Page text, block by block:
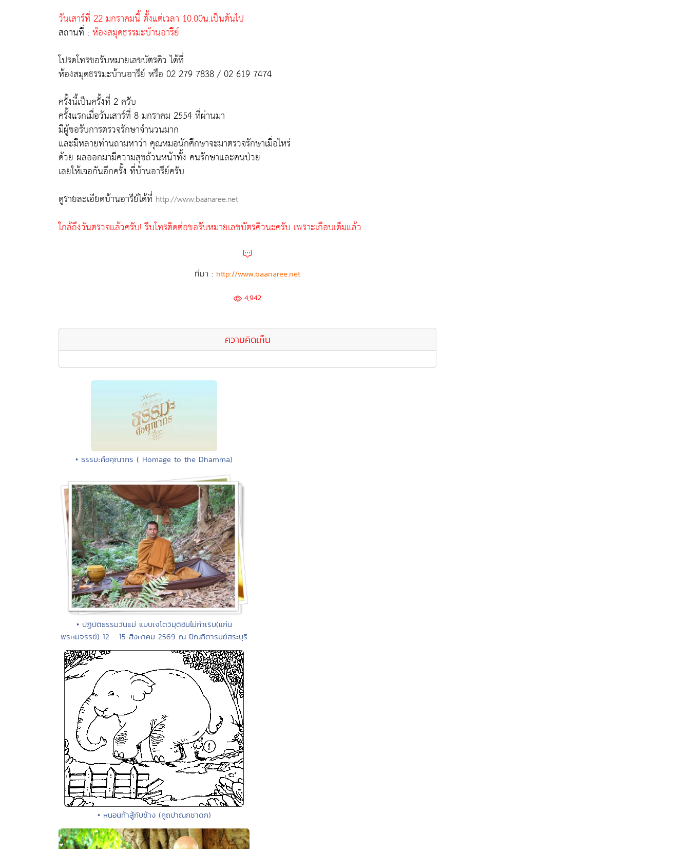
วันเสาร์ที่ 22 มกราคมนี้ ตั้งแต่เวลา 10.00น.เป็นต้นไป
สถานที่ : ห้องสมุดธรรมะบ้านอารีย์
โปรดโทรขอรับหมายเลขบัตรคิว ได้ที่
ห้องสมุดธรรมะบ้านอารีย์ หรือ 02 279 7838 / 02 619 7474
ครั้งนี้เป็นครั้งที่ 2 ครับ
ครั้งแรกเมื่อวันเสาร์ที่ 8 มกราคม 2554 ที่ผ่านมา
มีผู้ขอรับการตรวจรักษาจำนวนมาก
และมีหลายท่านถามหาว่า คุณหมอนักศึกษาจะมาตรวจรักษาเมื่อไหร่
ด้วย ผลออกมามีความสุขถ้วนหน้าทั้ง คนรักษาและคนป่วย
เลยให้เจอกันอีกครั้ง ที่บ้านอารีย์ครับ
ดูรายละเอียดบ้านอารีย์ได้ที่ http://www.baanaree.net
ใกล้ถึงวันตรวจแล้วครับ! รีบโทรติดต่อขอรับหมายเลขบัตรคิวนะครับ เพราะเกือบเต็มแล้ว
ที่มา : http://www.baanaree.net
4,942
ความคิดเห็น
• ธรรมะคือคุณากร ( Homage to the Dhamma)
• ปฏิบัติธรรมวันแม่ แบบเจโตวิมุติอันไม่กำเริบ(แก่น
พรหมจรรย์) 12 - 15 สิงหาคม 2569 ณ ปัณฑิตารมย์สระบุรี
• หนอนท้าสู้กับช้าง (คูถปาณกชาดก)